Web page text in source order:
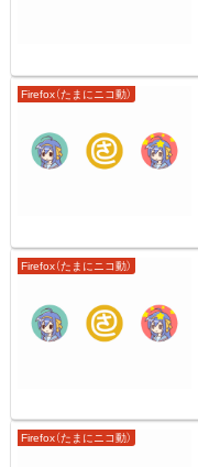
Firefox（たまにニコ動）
Firefox（たまにニコ動）
Firefox（たまにニコ動）